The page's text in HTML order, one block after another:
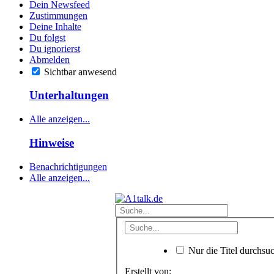
Dein Newsfeed
Zustimmungen
Deine Inhalte
Du folgst
Du ignorierst
Abmelden
Sichtbar anwesend
Unterhaltungen
Alle anzeigen...
Hinweise
Benachrichtigungen
Alle anzeigen...
Nur die Titel
Erstellt von: